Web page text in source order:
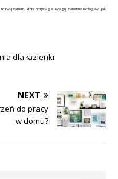
rozwiązaniem, które przyciąga uwagę zarówno ekologów, jak
dla łazienki
NEXT
do pracy
w domu?